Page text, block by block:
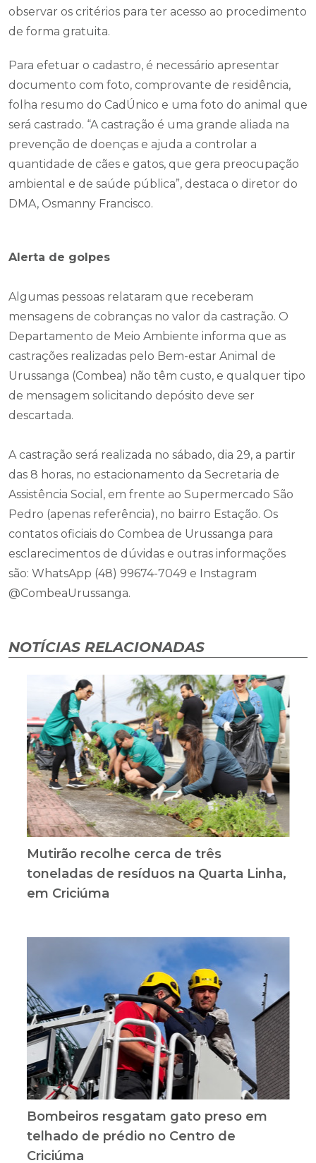
observar os critérios para ter acesso ao procedimento
de forma gratuita.
Para efetuar o cadastro, é necessário apresentar
documento com foto, comprovante de residência,
folha resumo do CadÚnico e uma foto do animal que
será castrado. “A castração é uma grande aliada na
prevenção de doenças e ajuda a controlar a
quantidade de cães e gatos, que gera preocupação
ambiental e de saúde pública”, destaca o diretor do
DMA, Osmanny Francisco.
Alerta de golpes
Algumas pessoas relataram que receberam
mensagens de cobranças no valor da castração. O
Departamento de Meio Ambiente informa que as
castrações realizadas pelo Bem-estar Animal de
Urussanga (Combea) não têm custo, e qualquer tipo
de mensagem solicitando depósito deve ser
descartada.
A castração será realizada no sábado, dia 29, a partir
das 8 horas, no estacionamento da Secretaria de
Assistência Social, em frente ao Supermercado São
Pedro (apenas referência), no bairro Estação. Os
contatos oficiais do Combea de Urussanga para
esclarecimentos de dúvidas e outras informações
são: WhatsApp (48) 99674-7049 e Instagram
@CombeaUrussanga.
NOTÍCIAS RELACIONADAS
Mutirão recolhe cerca de três
toneladas de resíduos na Quarta Linha,
em Criciúma
Bombeiros resgatam gato preso em
telhado de prédio no Centro de
Criciúma